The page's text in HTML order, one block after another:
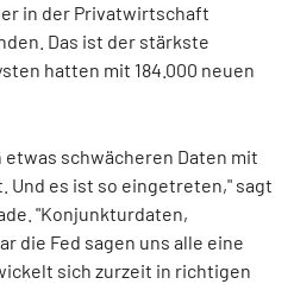
in der Privatwirtschaft
Das ist der stärkste
hatten mit 184.000 neuen
schwächeren Daten mit
Und es ist so eingetreten," sagt
"Konjunkturdaten,
die Fed sagen uns alle eine
sich zurzeit in richtigen